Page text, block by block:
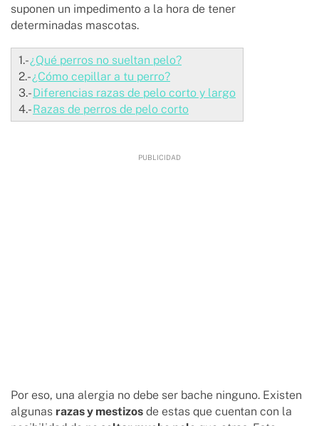
suponen un impedimento a la hora de tener
determinadas mascotas.
1.-¿Qué perros no sueltan pelo?
2.-¿Cómo cepillar a tu perro?
3.-Diferencias razas de pelo corto y largo
4.-Razas de perros de pelo corto
Por eso, una alergia no debe ser bache ninguno. Existen
algunas razas y mestizos de estas que cuentan con la